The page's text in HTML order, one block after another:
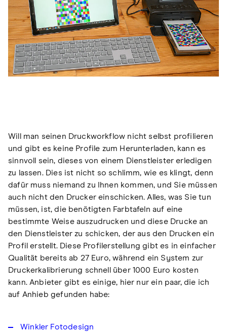
Will man seinen Druckworkflow nicht selbst profilieren
und gibt es keine Profile zum Herunterladen, kann es
sinnvoll sein, dieses von einem Dienstleister erledigen
zu lassen. Dies ist nicht so schlimm, wie es klingt, denn
dafür muss niemand zu Ihnen kommen, und Sie müssen
auch nicht den Drucker einschicken. Alles, was Sie tun
müssen, ist, die benötigten Farbtafeln auf eine
bestimmte Weise auszudrucken und diese Drucke an
den Dienstleister zu schicken, der aus den Drucken ein
Profil erstellt. Diese Profilerstellung gibt es in einfacher
Qualität bereits ab 27 Euro, während ein System zur
Druckerkalibrierung schnell über 1000 Euro kosten
kann. Anbieter gibt es einige, hier nur ein paar, die ich
auf Anhieb gefunden habe:
Winkler Fotodesign